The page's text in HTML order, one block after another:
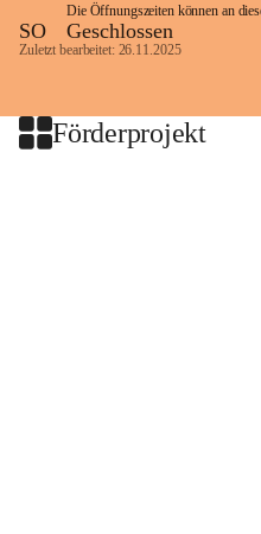
Die Öffnungszeiten können an
SO Geschlossen
Zuletzt bearbeitet: 26.11.2025
Förderprojekt